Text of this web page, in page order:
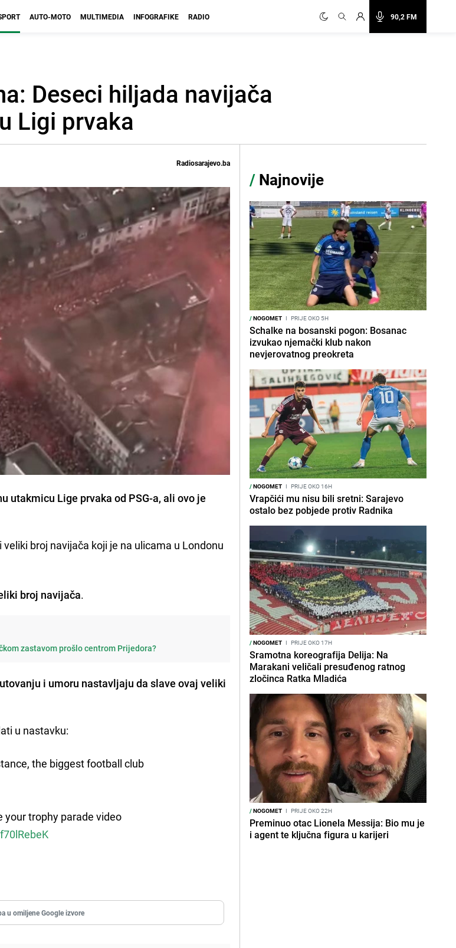
90,2 FM
AUTO-MOTO MULTIMEDIA INFOGRAFIKE RADIO
Deseci hiljada navijača
Ligi prvaka
Radiosarajevo.ba
utakmicu Lige prvaka od PSG-a, ali ovo je
broj navijača koji je na ulicama u Londonu
broj navijača.
zastavom prošlo centrom Prijedora?
i umoru nastavljaju da slave ovaj veliki
u nastavku:
the biggest football club
your trophy parade video
u omiljene Google izvore
/ Najnovije
/NOGOMET I PRIJE OKO 5H
Schalke na bosanski pogon: Bosanac
izvukao njemački klub nakon
nevjerovatnog preokreta
/NOGOMET I PRIJE OKO 16H
Vrapčići mu nisu bili sretni: Sarajevo
ostalo bez pobjede protiv Radnika
/NOGOMET I PRIJE OKO 17H
Sramotna koreografija Delija: Na
Marakani veličali presuđenog ratnog
zločinca Ratka Mladića
/NOGOMET I PRIJE OKO 22H
Preminuo otac Lionela Messija: Bio mu je
i agent te ključna figura u karijeri